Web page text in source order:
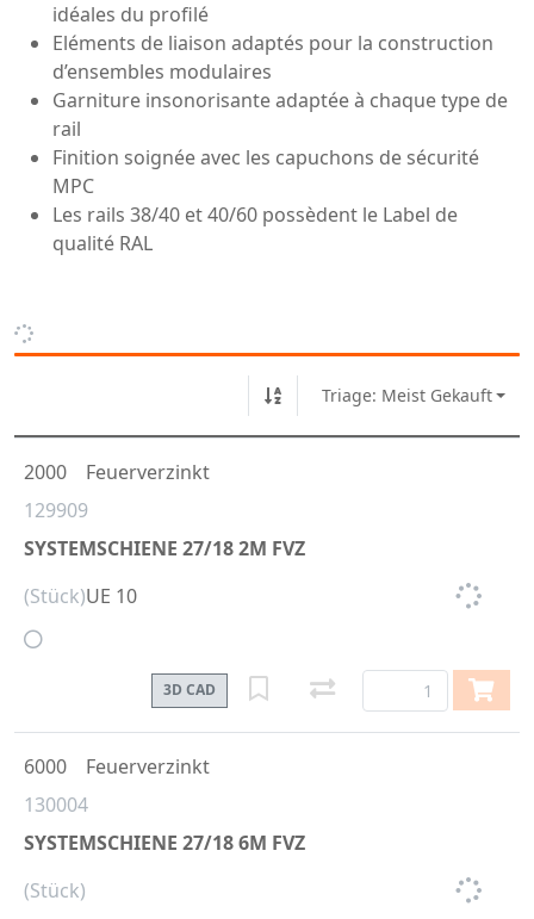
idéales du profilé
Eléments de liaison adaptés pour la construction
d’ensembles modulaires
Garniture insonorisante adaptée à chaque type de
rail
Finition soignée avec les capuchons de sécurité
MPC
Les rails 38/40 et 40/60 possèdent le Label de
qualité RAL
Triage: Meist Gekauft
129909
SYSTEMSCHIENE 27/18 2M FVZ
2000 Feuerverzinkt
(Stück)UE 10
3D CAD
130004
SYSTEMSCHIENE 27/18 6M FVZ
6000 Feuerverzinkt
(Stück)